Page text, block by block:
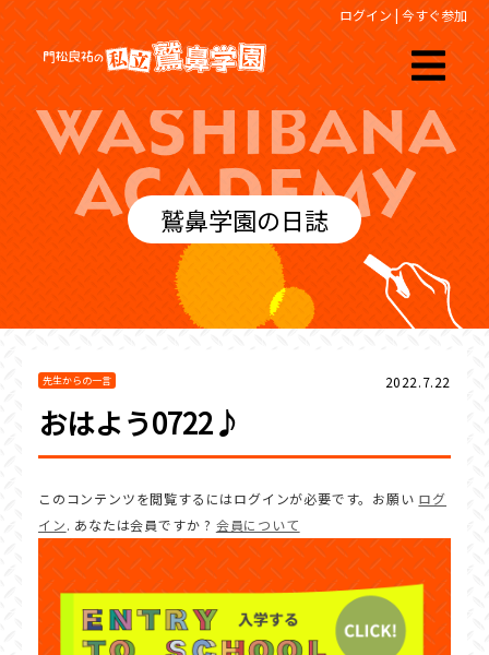
ログイン | 今すぐ参加
鷲鼻学園の日誌
先生からの一言 2022.7.22
おはよう0722♪
このコンテンツを閲覧するにはログインが必要です。お願い ログ
イン. あなたは会員ですか ? 会員について